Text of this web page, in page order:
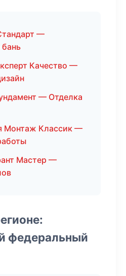
—
Качество —
— Отделка
Монтаж Классик —
Мастер —
федеральный